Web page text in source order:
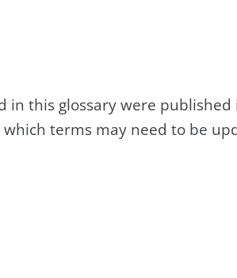
in this glossary were
which terms may need to be